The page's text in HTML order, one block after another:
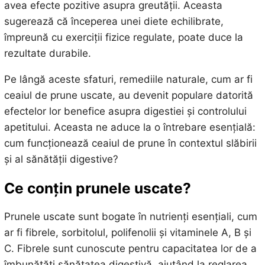
avea efecte pozitive asupra greutății. Aceasta
sugerează că începerea unei diete echilibrate,
împreună cu exerciții fizice regulate, poate duce la
rezultate durabile.
Pe lângă aceste sfaturi, remediile naturale, cum ar fi
ceaiul de prune uscate, au devenit populare datorită
efectelor lor benefice asupra digestiei și controlului
apetitului. Aceasta ne aduce la o întrebare esențială:
cum funcționează ceaiul de prune în contextul slăbirii
și al sănătății digestive?
Ce conțin prunele uscate?
Prunele uscate sunt bogate în nutrienți esențiali, cum
ar fi fibrele, sorbitolul, polifenolii și vitaminele A, B și
C. Fibrele sunt cunoscute pentru capacitatea lor de a